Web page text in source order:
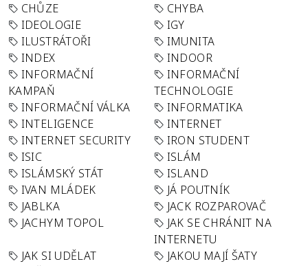
CHŮZE
CHYBA
IDEOLOGIE
IGY
ILUSTRÁTOŘI
IMUNITA
INDEX
INDOOR
INFORMAČNÍ
KAMPAŇ
INFORMAČNÍ
TECHNOLOGIE
INFORMAČNÍ VÁLKA
INFORMATIKA
INTELIGENCE
INTERNET
INTERNET SECURITY
IRON STUDENT
ISIC
ISLÁM
ISLÁMSKÝ STÁT
ISLAND
IVAN MLÁDEK
JÁ POUTNÍK
JABLKA
JACK ROZPAROVAČ
JACHYM TOPOL
JAK SE CHRÁNIT NA
INTERNETU
JAK SI UDĚLAT
JAKOU MAJÍ ŠATY